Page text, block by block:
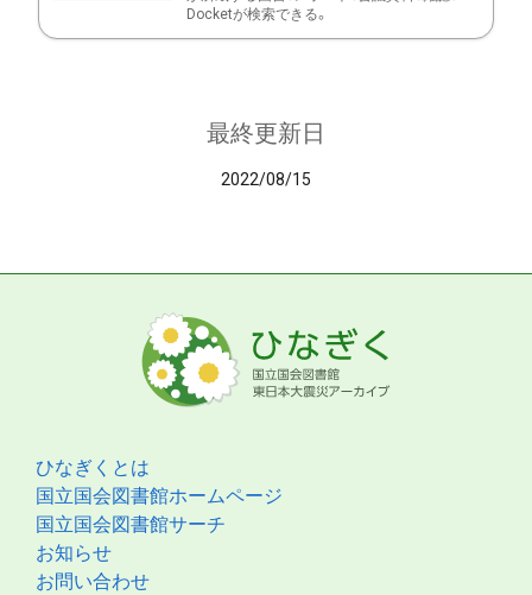
Docketが検索できる。
最終更新日
2022/08/15
ひなぎくとは
国立国会図書館ホームページ
国立国会図書館サーチ
お知らせ
お問い合わせ